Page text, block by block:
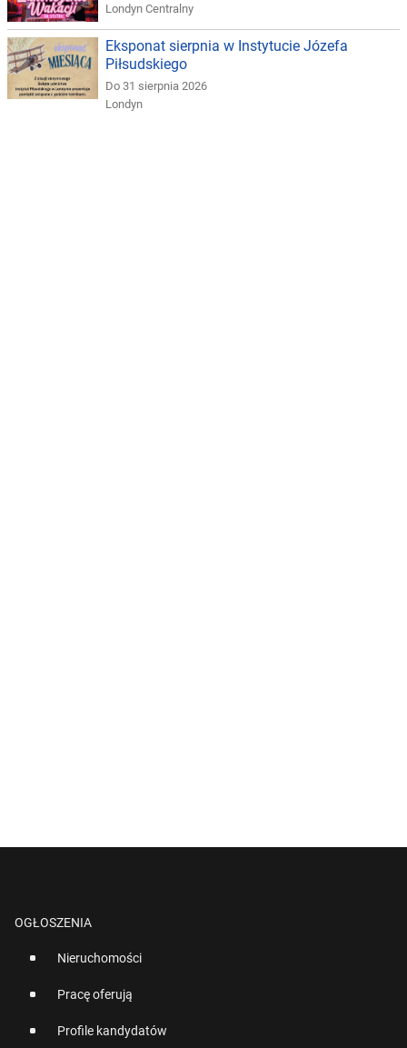
Londyn Centralny
Eksponat sierpnia w Instytucie Józefa
Piłsudskiego
Do 31 sierpnia 2026
Londyn
OGŁOSZENIA
Nieruchomości
Pracę oferują
Profile kandydatów